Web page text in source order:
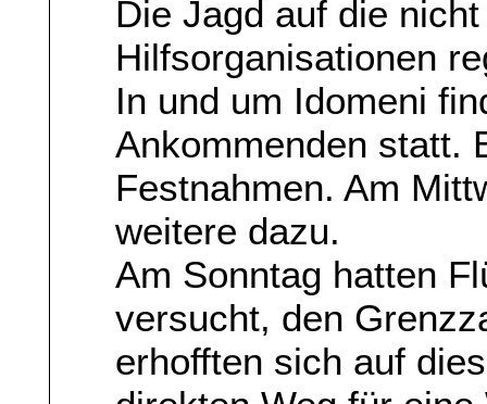
Die Jagd auf die
Hilfsorganisationen
In und um Idomeni
Ankommenden statt.
Festnahmen. Am
weitere dazu.
Am Sonntag hatten
versucht, den
erhofften sich auf